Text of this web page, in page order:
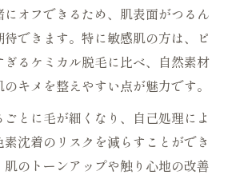
にオフできるため、肌表面がつるん
待できます。特に敏感肌の方は、ピ
るケミカル脱毛に比べ、自然素材
キメを整えやすい点が魅力です。
ごとに毛が細くなり、自己処理によ
沈着のリスクを減らすことができ
肌のトーンアップや触り心地の改善